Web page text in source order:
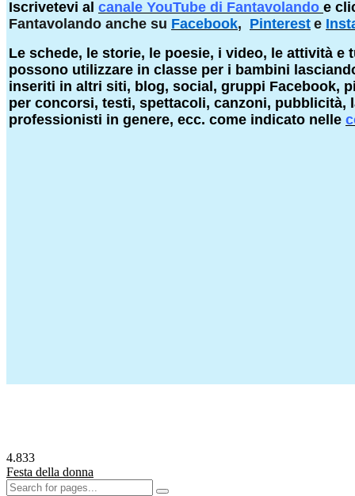
Iscrivetevi al canale YouTube di Fantavolando e
Fantavolando anche su Facebook, Pinterest e
Le schede, le storie, le poesie, i video, le attività
possono utilizzare in classe per i bambini
inseriti in altri siti, blog, social, gruppi Facebook,
per concorsi, testi, spettacoli, canzoni,
professionisti in genere, ecc. come indicato nelle
4.833
Festa della donna